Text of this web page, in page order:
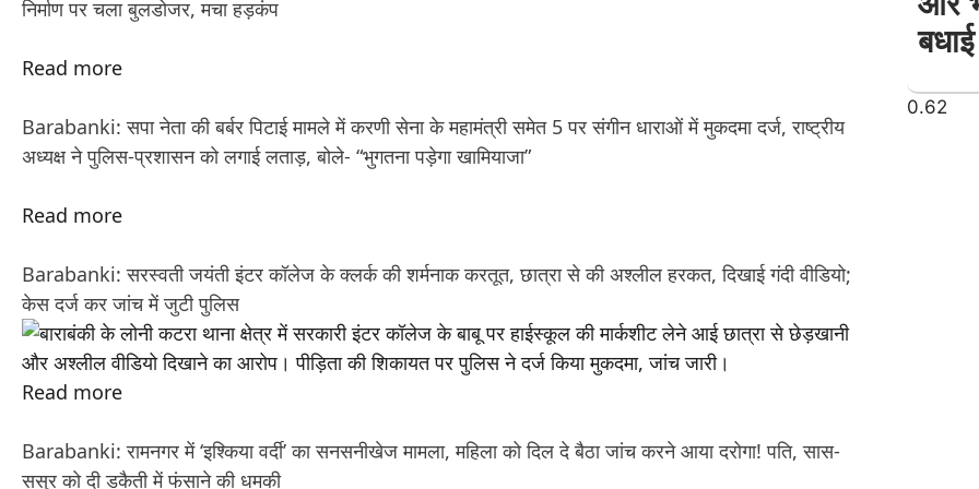
निर्माण पर चला बुलडोजर, मचा हड़कंप
Read more
Barabanki: सपा नेता की बर्बर पिटाई मामले में करणी सेना के महामंत्री समेत 5 पर संगीन धाराओं में मुकदमा दर्ज, राष्ट्रीय
अध्यक्ष ने पुलिस-प्रशासन को लगाई लताड़, बोले- “भुगतना पड़ेगा खामियाजा”
Read more
Barabanki: सरस्वती जयंती इंटर कॉलेज के क्लर्क की शर्मनाक करतूत, छात्रा से की अश्लील हरकत, दिखाई गंदी वीडियो;
केस दर्ज कर जांच में जुटी पुलिस
Read more
Barabanki: रामनगर में ‘इश्किया वर्दी’ का सनसनीखेज मामला, महिला को दिल दे बैठा जांच करने आया दरोगा! पति, सास-
ससुर को दी डकैती में फंसाने की धमकी
बधाई